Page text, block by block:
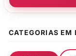
CATEGORIAS EM